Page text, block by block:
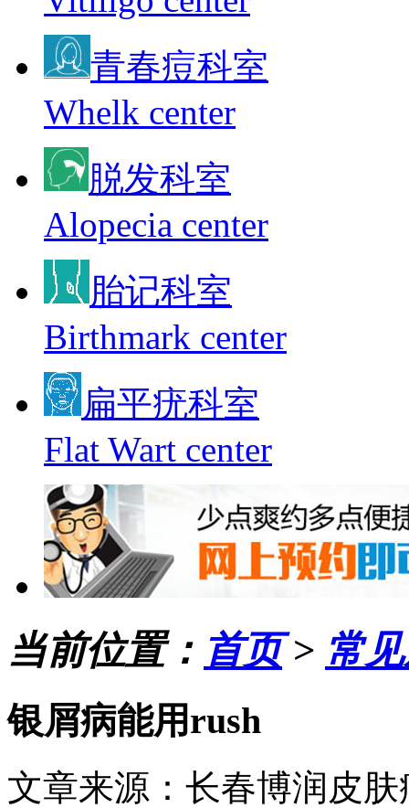
青春痘科室
Whelk center
脱发科室
Alopecia center
胎记科室
Birthmark center
扁平疣科室
Flat Wart center
当前位置： 首页> 常
银屑病能用rush
文章来源：长春博润皮肤